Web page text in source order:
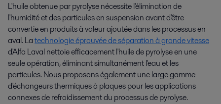
L'huile obtenue par pyrolyse nécessite l'élimination de
l'humidité et des particules en suspension avant d'être
convertie en produits à valeur ajoutée dans les processus en
aval. Latechnologie éprouvée de séparation à grande vitesse
d'Alfa Laval nettoie efficacement l'huile de pyrolyse en une
seule opération, éliminant simultanément l'eau et les
particules. Nous proposons également une large gamme
d'échangeurs thermiques à plaques pour les applications
connexes de refroidissement du processus de pyrolyse.